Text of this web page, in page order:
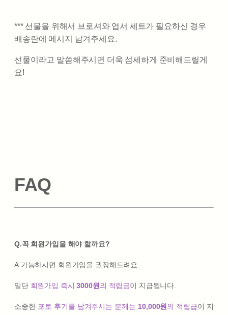
*** 선물을 위해서 브로셔와 엽서 세트가 필요하신 경우
배송란에 메시지 남겨주세요.
선물이라고 말씀해주시면 더욱 섬세하게 준비해드릴게
요!
FAQ
Q.꼭 회원가입을 해야 할까요?
A.가능하시면 회원가입을 권장해드려요.
일단 회원가입 즉시3000원 의 적립금이 지급됩니다.
소중한 포토 후기를 남겨주시는 분께는 10,000원 의 적립급이 지